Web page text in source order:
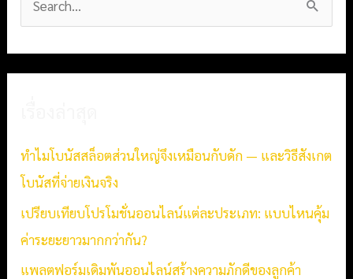
f
r
:
ทำไมโบนัสสล็อตส่วนใหญ่จึงเหมือนกับดัก — และวิธีสังเกต
โบนัสที่จ่ายเงินจริง
เปรียบเทียบโปรโมชั่นออนไลน์แต่ละประเภท: แบบไหนคุ้ม
ค่าระยะยาวมากกว่ากัน?
แพลตฟอร์มเดิมพันออนไลน์สร้างความภักดีของลูกค้า